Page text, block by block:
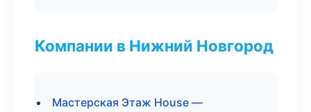
Компании в Нижний Новгород
Мастерская Этаж House —